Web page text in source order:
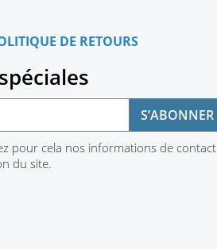
DE RETOURS
pour cela nos informations de contact
du site.